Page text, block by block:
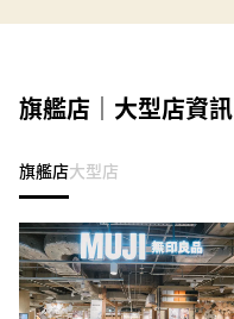
旗艦店｜大型店資訊
旗艦店大型店